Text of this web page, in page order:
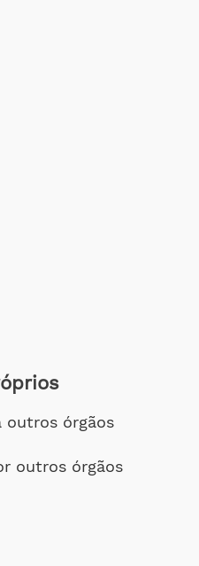
outros órgãos
outros órgãos